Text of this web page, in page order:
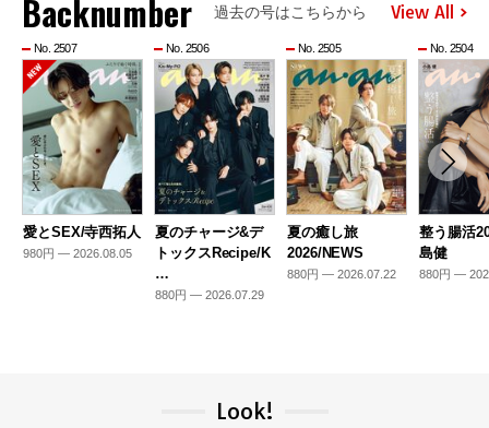
Backnumber 過去の号はこちらから View All
No. 2507
愛とSEX/寺西拓人
980円 — 2026.08.05
No. 2506
夏のチャージ&デ
トックスRecipe/K
…
880円 — 2026.07.29
No. 2505
夏の癒し旅
2026/NEWS
880円 — 2026.07.22
No. 2504
整う腸活
島健
880円 —
Look!